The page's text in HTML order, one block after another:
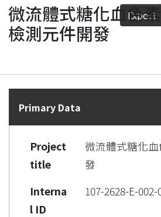
Fundings & Projects
Researchers
Statistics
Export
微流體式糖化血色素
檢測元件開發
Details
Primary Data
Project
title
微流體式糖化
發
Interna
l ID
107-2628-E-002-